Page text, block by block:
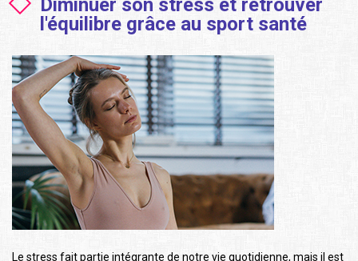
Diminuer son stress et retrouver
l'équilibre grâce au sport santé
Le stress fait partie intégrante de notre vie quotidienne, mais il est